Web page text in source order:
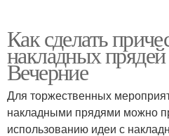
Как сделать
накладных
Вечерние
Для торжественных
накладными прядями можно
использованию идеи с